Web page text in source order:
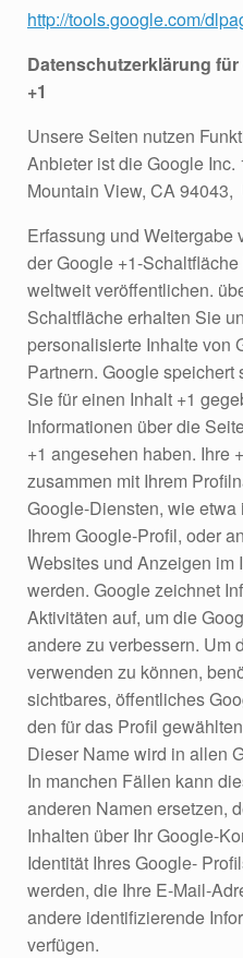
http://tools.google.com/
Datenschutzerklärung
+1
Unsere Seiten nutzen
Anbieter ist die Google
Mountain View, CA 94043,
Erfassung und Weitergabe
der Google +1-
weltweit veröffentlichen.
Schaltfläche erhalten Sie
personalisierte Inhalte von
Partnern. Google
Sie für einen Inhalt +1
Informationen über die
+1 angesehen haben. Ihre
zusammen mit Ihrem
Google-Diensten, wie
Ihrem Google-Profil, oder
Websites und Anzeigen im
werden. Google zeichnet
Aktivitäten auf, um die
andere zu verbessern. Um
verwenden zu können,
sichtbares, öffentliches
den für das Profil
Dieser Name wird in allen
In manchen Fällen kann
anderen Namen ersetzen,
Inhalten über Ihr Google-
Identität Ihres Google-
werden, die Ihre E-Mail-
andere identifizierende
verfügen.